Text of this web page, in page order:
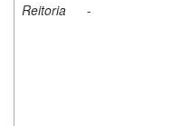
Reitoria -